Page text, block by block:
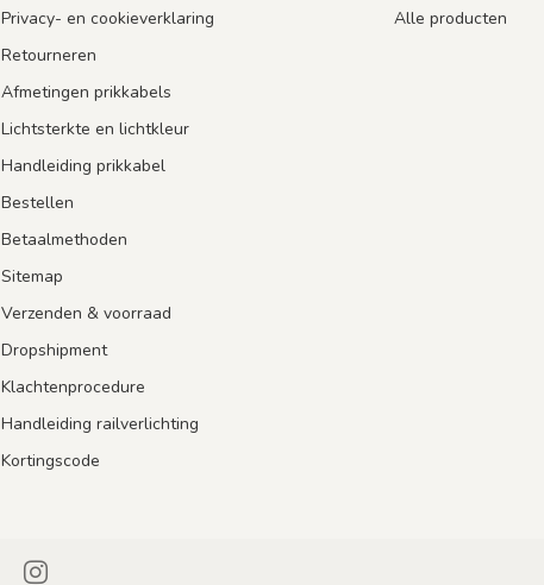
Privacy- en cookieverklaring
Retourneren
Afmetingen prikkabels
Lichtsterkte en lichtkleur
Handleiding prikkabel
Bestellen
Betaalmethoden
Sitemap
Verzenden & voorraad
Dropshipment
Klachtenprocedure
Handleiding railverlichting
Kortingscode
Alle producten